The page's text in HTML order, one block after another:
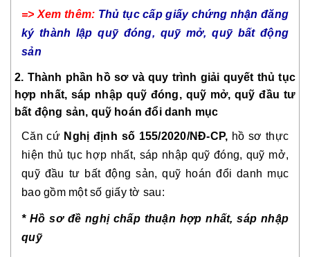
=> Xem thêm: Thủ tục cấp giấy chứng nhận đăng
ký thành lập quỹ đóng, quỹ mở, quỹ bất động
sản
2. Thành phần hồ sơ và quy trình giải quyết thủ tục
hợp nhất, sáp nhập quỹ đóng, quỹ mở, quỹ đầu tư
bất động sản, quỹ hoán đổi danh mục
Căn cứ Nghị định số 155/2020/NĐ-CP, hồ sơ thực
hiện thủ tục hợp nhất, sáp nhập quỹ đóng, quỹ mở,
quỹ đầu tư bất động sản, quỹ hoán đổi danh mục
bao gồm một số giấy tờ sau:
* Hồ sơ đề nghị chấp thuận hợp nhất, sáp nhập
quỹ